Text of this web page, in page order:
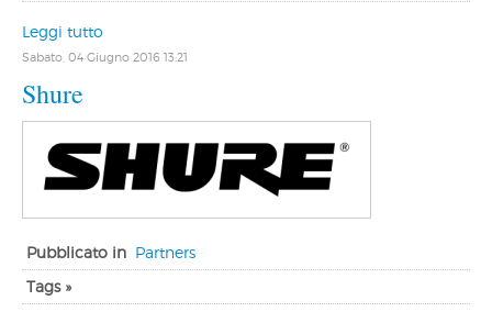
Leggi tutto
Sabato, 04 Giugno 2016 13:21
Shure
Pubblicato in Partners
Tags »